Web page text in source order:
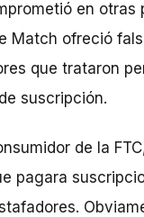
en otras
Match ofreció
que trataron
suscripción.
de la
pagara